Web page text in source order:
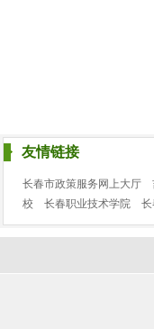
友情链接
长春市政策服务网上大厅
校
长春职业技术学院 长